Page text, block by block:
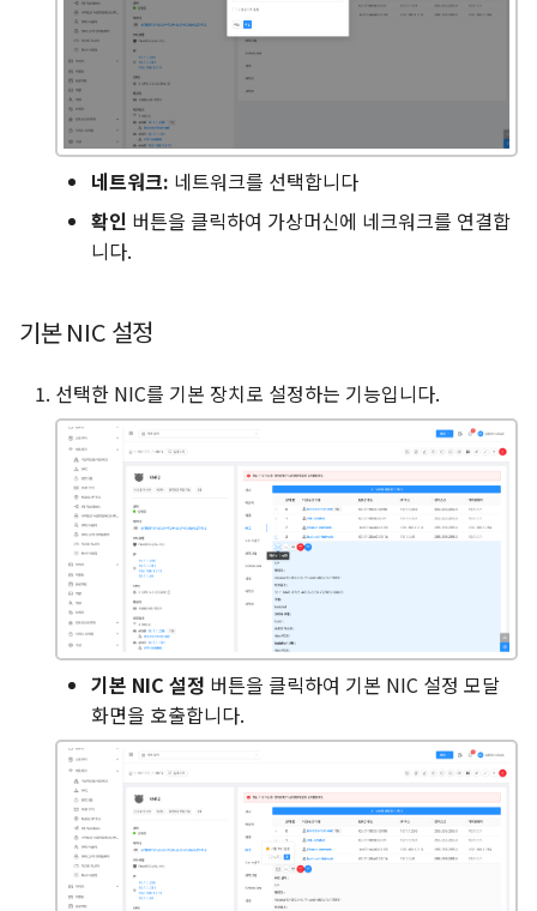
네트워크: 네트워크를 선택합니다
확인 버튼을 클릭하여 가상머신에 네크워크를 연결합
니다.
기본 NIC 설정
선택한 NIC를 기본 장치로 설정하는 기능입니다.
기본 NIC 설정 버튼을 클릭하여 기본 NIC 설정 모달
화면을 호출합니다.